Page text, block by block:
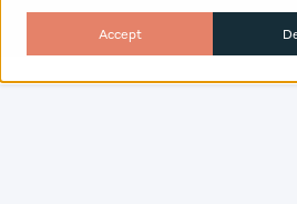
Accept